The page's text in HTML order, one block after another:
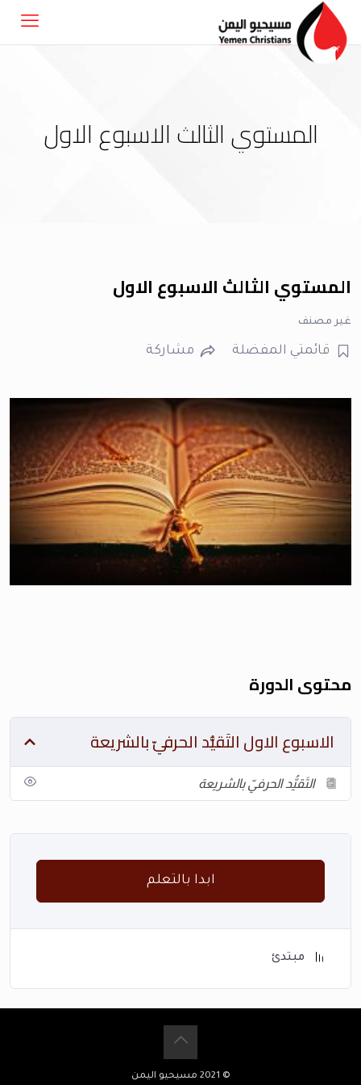
المستوي الثالث الاسبوع الاول
المستوي الثالث الاسبوع الاول
غير مصنف
قائمتي المفضلة مشاركة
محتوى الدورة
الاسبوع الاول التَقيُّد الحرفيّ بالشريعة
التَقيُّد الحرفيّ بالشريعة
ابدا بالتعلم
مبتدئ
© 2021 مسيحيو اليمن